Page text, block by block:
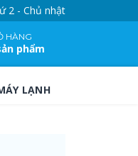
2 - Chủ nhật
HÀNG
phẩm
LẠNH